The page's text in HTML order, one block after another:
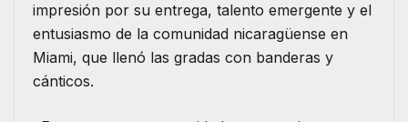
impresión por su entrega, talento emergente y el
entusiasmo de la comunidad nicaragüense en
Miami, que llenó las gradas con banderas y
cánticos.